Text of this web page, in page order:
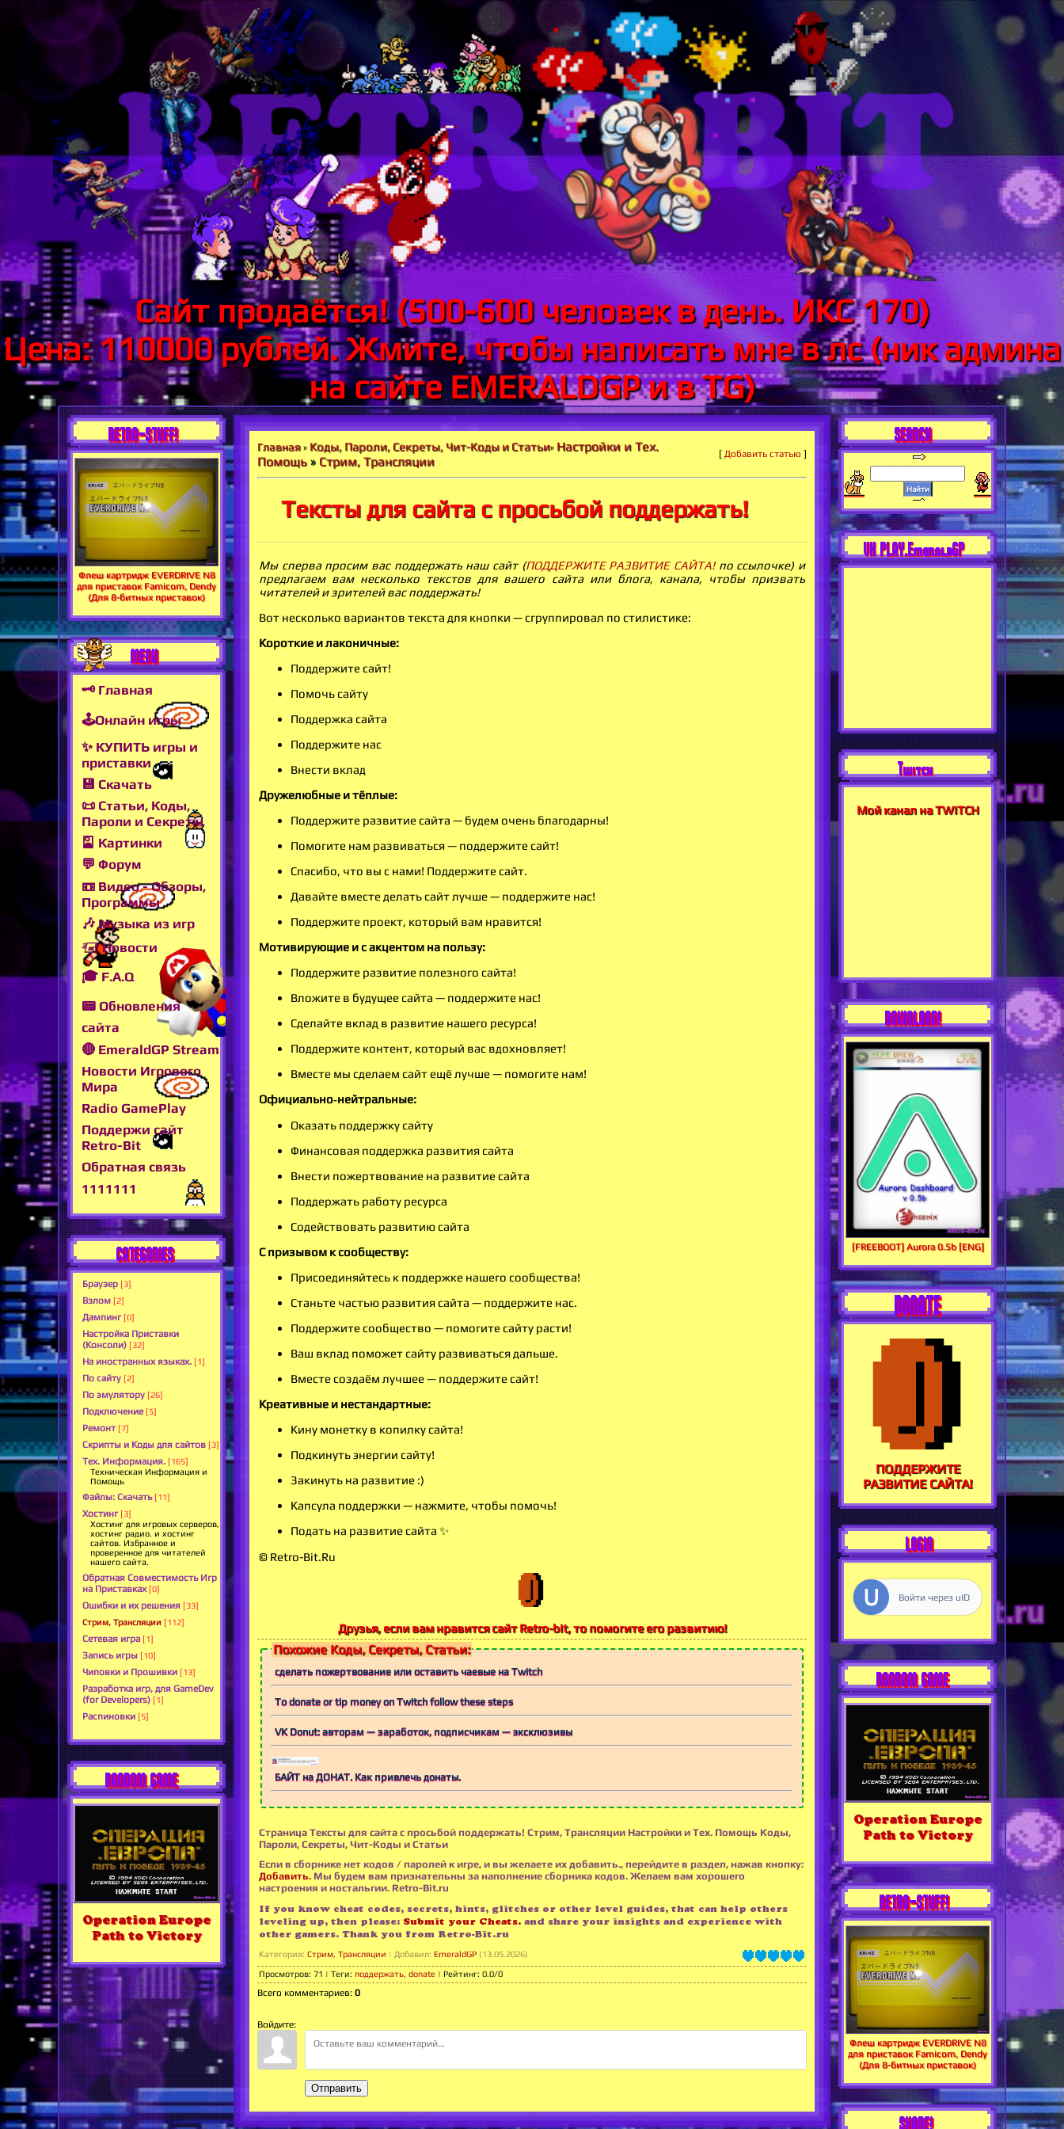
Сайт продаётся! (500-600 человек в день. ИКС 170)
Цена: 110000 рублей. Жмите, чтобы написать мне в лс (ник админа
на сайте EMERALDGP и в TG)
RETRO-STUFF!
Флеш картридж EVERDRIVE N8
для приставок Famicom, Dendy
(Для 8-битных приставок)
MENU
🗝 Главная
🕹Онлайн игры
✨ КУПИТЬ игры и
приставки
💾 Скачать
📜 Статьи, Коды,
Пароли и Секреты
🎴 Картинки
💬 Форум
📼 Видео - Обзоры,
Программы
🎶 Музыка из игр
🖅 Новости
🎓 F.A.Q
📟 Обновления
сайта
🔴 EmeraldGP Stream
Новости Игрового
Мира
Radio GamePlay
Поддержи сайт
Retro-Bit
Обратная связь
1111111
CATEGORIES
Браузер [3]
Взлом [2]
Дампинг [0]
Настройка Приставки
(Консоли) [32]
На иностранных языках. [1]
По сайту [2]
По эмулятору [26]
Подключение [5]
Ремонт [7]
Скрипты и Коды для сайтов [3]
Тех. Информация. [165]
Техническая Информация и
Помощь
Файлы: Скачать [11]
Хостинг [3]
Хостинг для игровых серверов,
хостинг радио. и хостинг
сайтов. Избранное и
проверенное для читателей
нашего сайта.
Обратная Совместимость Игр
на Приставках [0]
Ошибки и их решения [33]
Стрим, Трансляции [112]
Сетевая игра [1]
Запись игры [10]
Чиповки и Прошивки [13]
Разработка игр, для GameDev
(for Developers) [1]
Распиновки [5]
RANDOM GAME
Operation Europe
Path to Victory
Главная » Коды, Пароли, Секреты, Чит-Коды и Статьи» Настройки и Тех.
Помощь » Стрим, Трансляции [ Добавить статью ]
Тексты для сайта с просьбой поддержать!
Мы сперва просим вас поддержать наш сайт (ПОДДЕРЖИТЕ РАЗВИТИЕ САЙТА!по ссылочке) и
предлагаем вам несколько текстов для вашего сайта или блога, канала, чтобы призвать
читателей и зрителей вас поддержать!
Вот несколько вариантов текста для кнопки — сгруппировал по стилистике:
Короткие и лаконичные:
Поддержите сайт!
Помочь сайту
Поддержка сайта
Поддержите нас
Внести вклад
Дружелюбные и тёплые:
Поддержите развитие сайта — будем очень благодарны!
Помогите нам развиваться — поддержите сайт!
Спасибо, что вы с нами! Поддержите сайт.
Давайте вместе делать сайт лучше — поддержите нас!
Поддержите проект, который вам нравится!
Мотивирующие и с акцентом на пользу:
Поддержите развитие полезного сайта!
Вложите в будущее сайта — поддержите нас!
Сделайте вклад в развитие нашего ресурса!
Поддержите контент, который вас вдохновляет!
Вместе мы сделаем сайт ещё лучше — помогите нам!
Официально‑нейтральные:
Оказать поддержку сайту
Финансовая поддержка развития сайта
Внести пожертвование на развитие сайта
Поддержать работу ресурса
Содействовать развитию сайта
С призывом к сообществу:
Присоединяйтесь к поддержке нашего сообщества!
Станьте частью развития сайта — поддержите нас.
Поддержите сообщество — помогите сайту расти!
Ваш вклад поможет сайту развиваться дальше.
Вместе создаём лучшее — поддержите сайт!
Креативные и нестандартные:
Кину монетку в копилку сайта!
Подкинуть энергии сайту!
Закинуть на развитие :)
Капсула поддержки — нажмите, чтобы помочь!
Подать на развитие сайта ✨
© Retro-Bit.Ru
Друзья, если вам нравится сайт Retro-bit, то помогите его развитию!
Похожие Коды, Секреты, Статьи:
сделать пожертвование или оставить чаевые на Twitch
To donate or tip money on Twitch follow these steps
VK Donut: авторам — заработок, подписчикам — эксклюзивы
БАЙТ на ДОНАТ. Как привлечь донаты.
Страница Тексты для сайта с просьбой поддержать! Стрим, Трансляции Настройки и Тех. Помощь Коды,
Пароли, Секреты, Чит-Коды и Статьи
Если в сборнике нет кодов / паролей к игре, и вы желаете их добавить., перейдите в раздел, нажав кнопку:
Добавить. Мы будем вам признательны за наполнение сборника кодов. Желаем вам хорошего
настроения и ностальгии. Retro-Bit.ru
If you know cheat codes, secrets, hints, glitches or other level guides, that can help others
leveling up, then please: Submit your Cheats. and share your insights and experience with
other gamers. Thank you from Retro-Bit.ru
Категория: Стрим, Трансляции | Добавил: EmeraldGP (13.05.2026)
Просмотров: 71 | Теги: поддержать, donate | Рейтинг: 0.0/0
Всего комментариев: 0
Войдите:
Отправить
SEARCH
VK PLAY.EmeraldGP
Twitch
Мой канал на TWITCH
DOWNLOAD!
[FREEBOOT] Aurora 0.5b [ENG]
DONATE
ПОДДЕРЖИТЕ
РАЗВИТИЕ САЙТА!
LOGIN
Войти через uID
RANDOM GAME
Operation Europe
Path to Victory
RETRO-STUFF!
Флеш картридж EVERDRIVE N8
для приставок Famicom, Dendy
(Для 8-битных приставок)
SHARE!